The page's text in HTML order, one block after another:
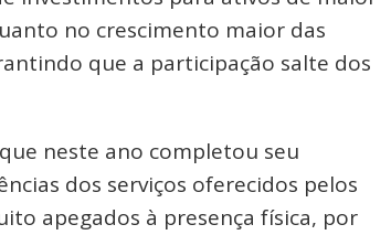
no crescimento maior das
que a participação salte dos
neste ano completou seu
dos serviços oferecidos pelos
apegados à presença física, por